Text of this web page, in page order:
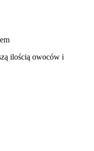
ilością owoców i